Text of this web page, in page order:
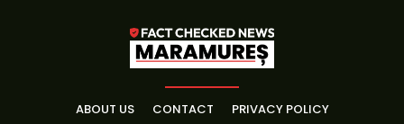
ABOUT US CONTACT PRIVACY POLICY